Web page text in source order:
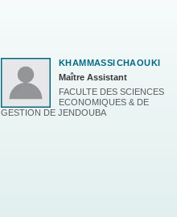
KHAMMASSICHAOUKI
Maître Assistant
FACULTE DES SCIENCES
ECONOMIQUES & DE
GESTION DE JENDOUBA